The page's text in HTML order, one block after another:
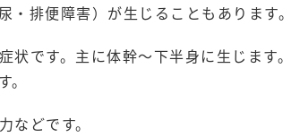
排便障害）が生じることもあります。
状です。主に体幹～下半身に生じます
どです。